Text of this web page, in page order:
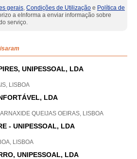
gerais, Condições de Utilização e Política de
a eInforma a enviar informação sobre
serviço.
UNIPESSOAL, LDA
LISBOA
LDA
QUEIJAS OEIRAS, LISBOA
- UNIPESSOAL, LDA
LISBOA
UNIPESSOAL, LDA